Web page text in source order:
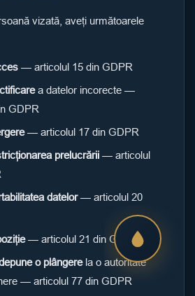
vizată, aveți următoarele
— articolul 15 din GDPR
a datelor incorecte —
GDPR
— articolul 17 din GDPR
prelucrării — articolul
datelor— articolul 20
— articolul 21 din GDPR
o plângerela o autoritate
— articolul 77 din GDPR